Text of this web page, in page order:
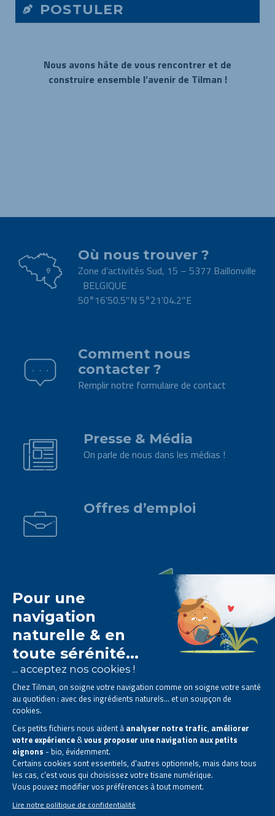
POSTULER
Nous avons hâte de vous rencontrer et de
construire ensemble l’avenir de Tilman !
Où nous trouver ?
Zone d’activités Sud, 15 – 5377 Baillonville
BELGIQUE
50°16’50.5″N 5°21’04.2″E
Comment nous
contacter ?
Remplir notre formulaire de contact
Presse & Média
On parle de nous dans les médias !
Offres d’emploi
Le laboratoire Tilman estspécialisé dans la
Il vous propose dessolutions naturelles à base de
plantes.
Des produits conçus pour améliorer votre quotidien.
Tous droits réservés. © 2026 Tilman